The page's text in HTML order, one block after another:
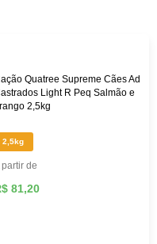
mais feliz e ativo,
Quatree Supreme Cães Ad
Light R Peq Salmão e
2,5kg
2,5kg
partir de
81,20